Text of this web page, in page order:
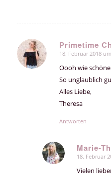
Primetime
sagte:
18. Februar 2018
Oooh wie
So unglaublich
Alles Liebe,
Theresa
Antworten
Marie-
sagte:
18. Februar
Vielen